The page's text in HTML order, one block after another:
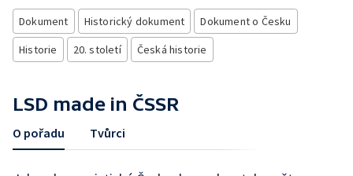
Dokument Historický dokument
Dokument o Česku
Historie
20. století Česká historie
LSD made in ČSSR
O pořadu Tvůrci